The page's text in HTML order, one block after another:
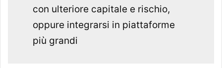
con ulteriore capitale e rischio,
oppure integrarsi in piattaforme
più grandi